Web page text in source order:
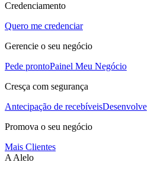
Credenciamento
Quero me credenciar
Gerencie o seu negócio
Pede prontoPainel Meu Negócio
Cresça com segurança
Antecipação de recebíveisDesenvolve
Promova o seu negócio
Mais Clientes
A Alelo